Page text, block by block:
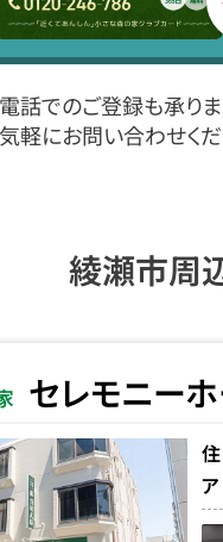
話でのご登録も承り
軽にお問い合わせく
綾瀬市周
セレモニー